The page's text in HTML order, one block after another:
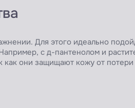
Для этого идеально
с д-пантенолом и
как они защищают кожу от